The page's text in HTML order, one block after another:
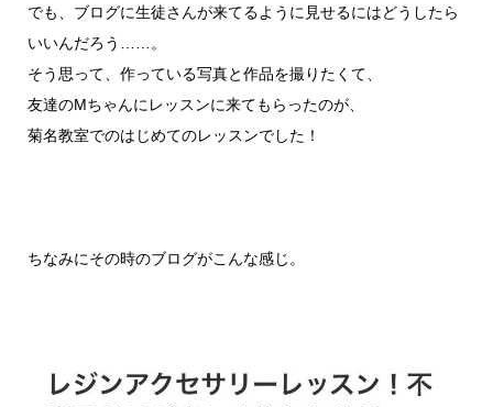
でも、ブログに生徒さんが来てるように見せるにはどうしたら
いいんだろう……。
そう思って、作っている写真と作品を撮りたくて、
友達のMちゃんにレッスンに来てもらったのが、
菊名教室でのはじめてのレッスンでした！
ちなみにその時のブログがこんな感じ。